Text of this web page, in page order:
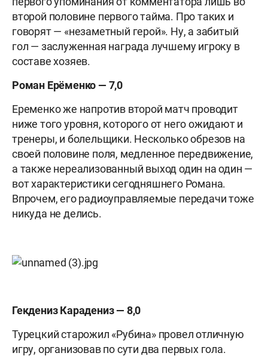
второй половине первого тайма. Про таких и
говорят — «незаметный герой». Ну, а забитый
гол — заслуженная награда лучшему игроку в
составе хозяев.
Роман Ерёменко — 7,0
Еременко же напротив второй матч проводит
ниже того уровня, которого от него ожидают и
тренеры, и болельщики. Несколько обрезов на
своей половине поля, медленное передвижение,
а также нереализованный выход один на один —
вот характеристики сегодняшнего Романа.
Впрочем, его радиоуправляемые передачи тоже
никуда не делись.
Гекдениз Карадениз — 8,0
Турецкий старожил «Рубина» провел отличную
игру, организовав по сути два первых гола.